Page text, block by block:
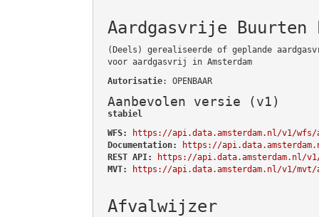
Aardgasvrije
(Deels) gerealiseerde of geplande
voor aardgasvrij in Amsterdam
Autorisatie: OPENBAAR
Aanbevolen versie (v1)
stabiel
WFS:
https://api.data.amsterdam.nl/v1/wfs/
Documentation:
https://
REST API:
https://api.data.amsterdam.nl/
MVT:
https://api.data.amsterdam.nl/v1/mvt/
Afvalwijzer